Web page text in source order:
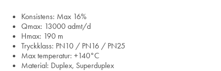
Konsistens: Max 16%
Qmax: 13000 admt/d
Hmax: 190 m
Tryckklass: PN10 / PN16 / PN25
Max temperatur: +140°C
Material: Duplex, Superduplex